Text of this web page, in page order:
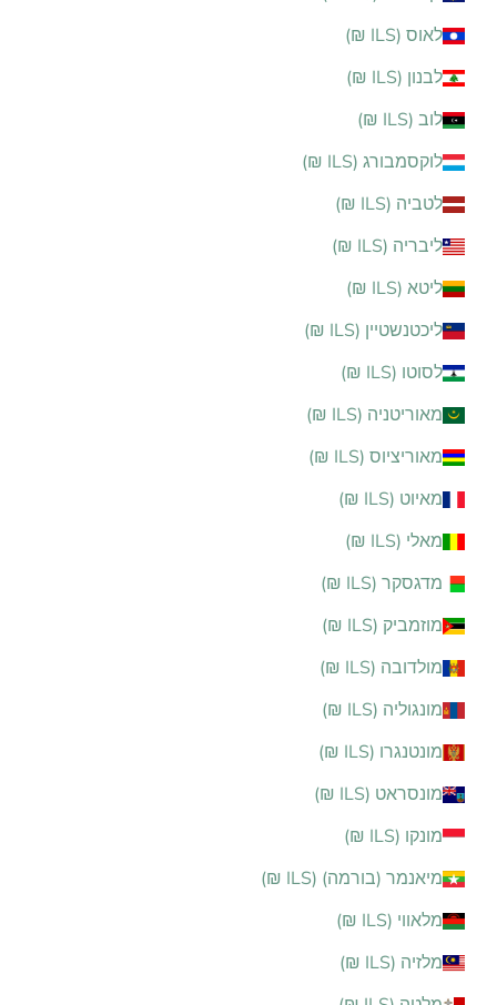
לאוס (ILS ₪)
לבנון (ILS ₪)
לוב (ILS ₪)
לוקסמבורג (ILS ₪)
לטביה (ILS ₪)
ליבריה (ILS ₪)
ליטא (ILS ₪)
ליכטנשטיין (ILS ₪)
לסוטו (ILS ₪)
מאוריטניה (ILS ₪)
מאוריציוס (ILS ₪)
מאיוט (ILS ₪)
מאלי (ILS ₪)
מדגסקר (ILS ₪)
מוזמביק (ILS ₪)
מולדובה (ILS ₪)
מונגוליה (ILS ₪)
מונטנגרו (ILS ₪)
מונסראט (ILS ₪)
מונקו (ILS ₪)
מיאנמר (בורמה) (ILS ₪)
מלאווי (ILS ₪)
מלזיה (ILS ₪)